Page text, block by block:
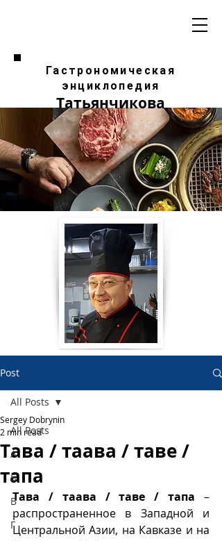
Гастрономическая
энциклопедия
Татьянчикова
Post
All Posts
А
Б
В
Г
All Posts
Тава / таава / таве /
тапа
Sergey Dobrynin
2 min read
Тава / таава / таве / тапа –
распространенное в Западной и
Центральной Азии, на Кавказе и на